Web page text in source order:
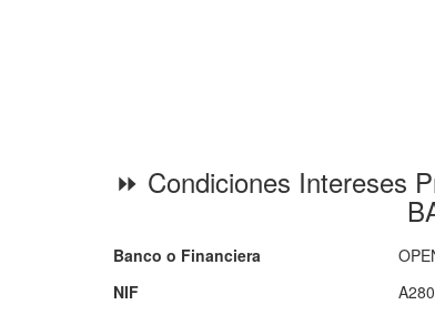
⏩ Condiciones Intereses
Banco o Financiera
NIF